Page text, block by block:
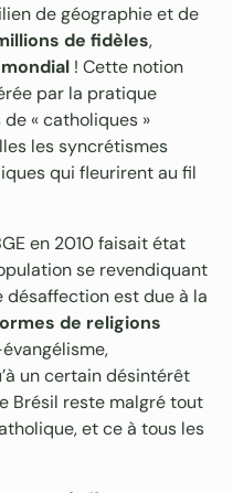
de géographie et de
de fidèles,
! Cette notion
par la pratique
« catholiques »
les syncrétismes
qui fleurirent au fil
en 2010 faisait état
se revendiquant
est due à la
de religions
un certain désintérêt
Brésil reste malgré tout
et ce à tous les